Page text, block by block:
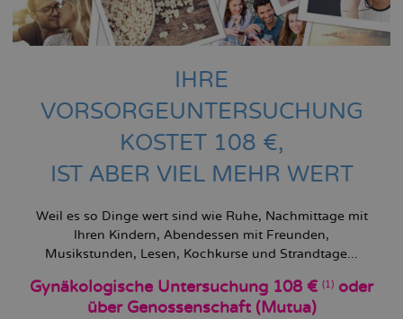
IHRE
VORSORGEUNTERSUCHUNG
KOSTET 108 €,
IST ABER VIEL MEHR WERT
Weil es so Dinge wert sind wie Ruhe, Nachmittage mit
Ihren Kindern, Abendessen mit Freunden,
Musikstunden, Lesen, Kochkurse und Strandtage...
Gynäkologische Untersuchung 108 € (1) oder
über Genossenschaft (Mutua)